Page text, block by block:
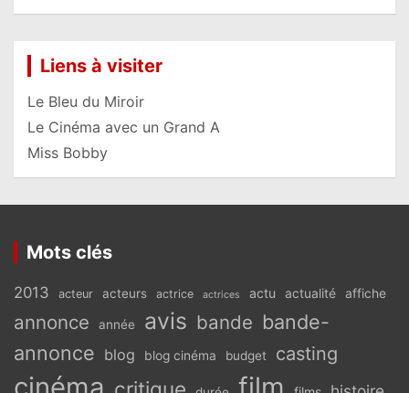
Liens à visiter
Le Bleu du Miroir
Le Cinéma avec un Grand A
Miss Bobby
Mots clés
2013 acteur acteurs actrice actrices actu actualité affiche
annonce année avis bande bande-
annonce blog blog cinéma budget casting